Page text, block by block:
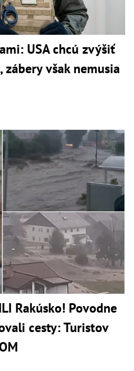
USA chcú zvýšiť
však nemusia
Rakúsko! Povodne
cesty: Turistov